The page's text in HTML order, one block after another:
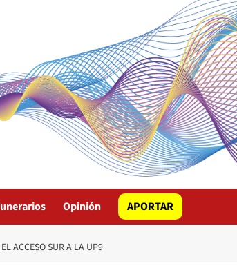
Opinión APORTAR
ACCESO SUR A LA UP9